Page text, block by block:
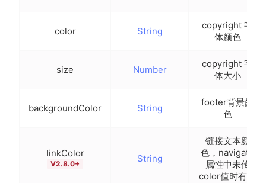
color String
copyright 字
体颜色
size Number
copyright 字
体大小
backgroundColor String
footer背景颜
色
linkColor
V2.8.0+ String
链接文本颜
色，navigate
属性中未传
color值时有效